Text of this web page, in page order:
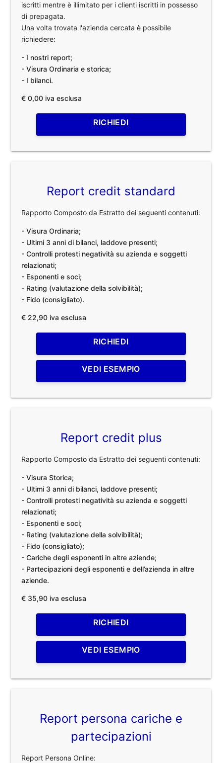
iscritti mentre è illimitato per i clienti iscritti in possesso
di prepagata.
Una volta trovata l'azienda cercata è possibile
richiedere:
- I nostri report;
- Visura Ordinaria e storica;
- I bilanci.
€ 0,00 iva esclusa
RICHIEDI
Report credit standard
Rapporto Composto da Estratto dei seguenti contenuti:
- Visura Ordinaria;
- Ultimi 3 anni di bilanci, laddove presenti;
- Controlli protesti negatività su azienda e soggetti
relazionati;
- Esponenti e soci;
- Rating (valutazione della solvibilità);
- Fido (consigliato).
€ 22,90 iva esclusa
RICHIEDI
VEDI ESEMPIO
Report credit plus
Rapporto Composto da Estratto dei seguenti contenuti:
- Visura Storica;
- Ultimi 3 anni di bilanci, laddove presenti;
- Controlli protesti negatività su azienda e soggetti
relazionati;
- Esponenti e soci;
- Rating (valutazione della solvibilità);
- Fido (consigliato);
- Cariche degli esponenti in altre aziende;
- Partecipazioni degli esponenti e dell’azienda in altre
aziende.
€ 35,90 iva esclusa
RICHIEDI
VEDI ESEMPIO
Report persona cariche e
partecipazioni
Report Persona Online: